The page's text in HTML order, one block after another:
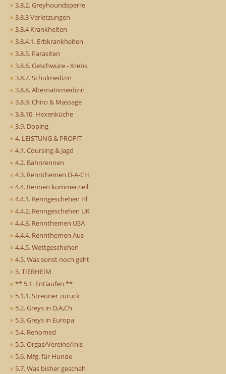
3.8.2. Greyhoundsperre
3.8.3 Verletzungen
3.8.4 Krankheiten
3.8.4.1. Erbkrankheiten
3.8.5. Parasiten
3.8.6. Geschwüre - Krebs
3.8.7. Schulmedizin
3.8.8. Alternativmedizin
3.8.9. Chiro & Massage
3.8.10. Hexenküche
3.9. Doping
4. LEISTUNG & PROFIT
4.1. Coursing & Jagd
4.2. Bahnrennen
4.3. Rennthemen D-A-CH
4.4. Rennen kommerziell
4.4.1. Renngeschehen Irl
4.4.2. Renngeschehen UK
4.4.3. Rennthemen USA
4.4.4. Rennthemen Aus
4.4.5. Wettgeschehen
4.5. Was sonst noch geht
5. TIERHEIM
** 5.1. Entlaufen **
5.1.1. Streuner zurück
5.2. Greys in D,A,Ch
5.3. Greys in Europa
5.4. Rehomed
5.5. Orgas/Vereine/Inis
5.6. Mfg. für Hunde
5.7. Was bisher geschah